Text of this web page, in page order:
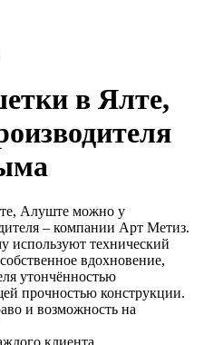
в Ялте,
Алуште можно у
– компании Арт Метиз.
используют технический
вдохновение,
утончённостью
прочностью конструкции.
и возможность на
клиента